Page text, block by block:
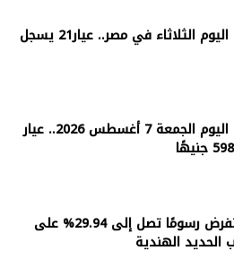
سعر الذهب اليوم الثلاثاء في مصر.. عيار21 يسجل
سعر الذهب اليوم الجمعة 7 أغسطس 2026.. عيار
السعودية تفرض رسومًا تصل إلى 29.94% على
الحديد الهندية